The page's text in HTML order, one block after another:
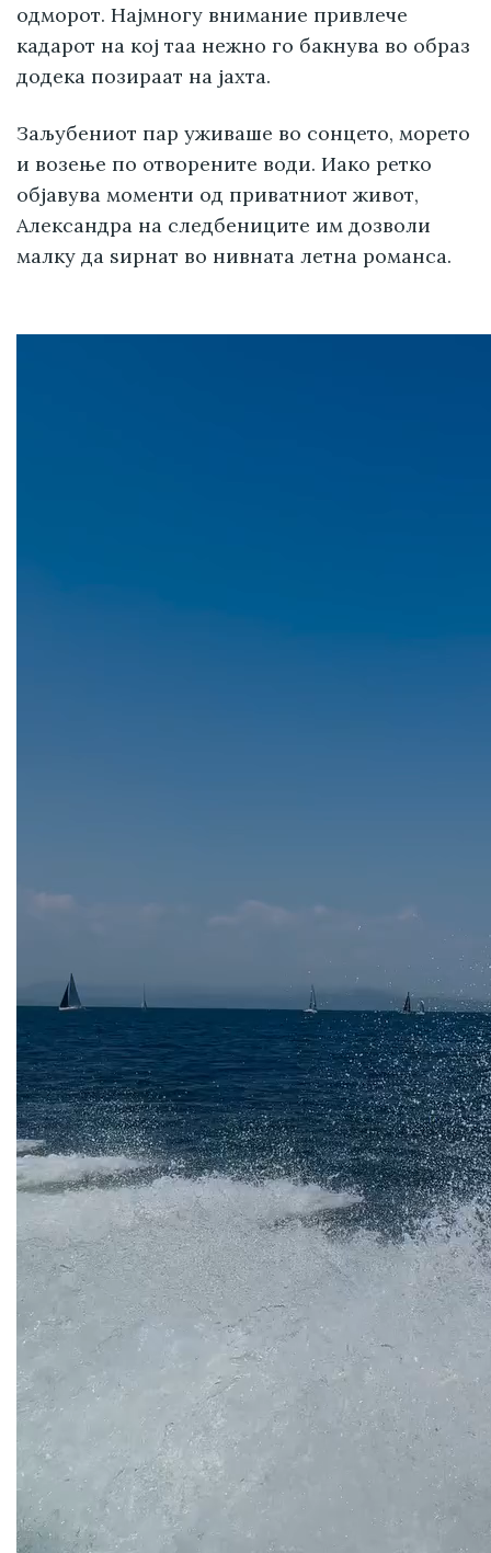
одморот. Најмногу внимание привлече
кадарот на кој таа нежно го бакнува во образ
додека позираат на јахта.
Заљубениот пар уживаше во сонцето, морето
и возење по отворените води. Иако ретко
објавува моменти од приватниот живот,
Александра на следбениците им дозволи
малку да ѕирнат во нивната летна романса.